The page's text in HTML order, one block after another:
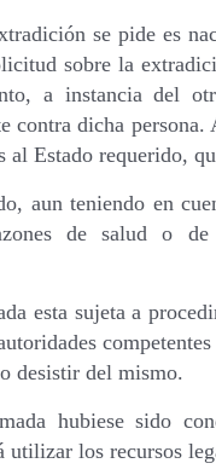
se pide es
sobre la
a instancia del
contra dicha
al Estado requerido,
aun teniendo en
de salud o de
esta sujeta a
desistir del mismo.
hubiese sido
utilizar los recursos